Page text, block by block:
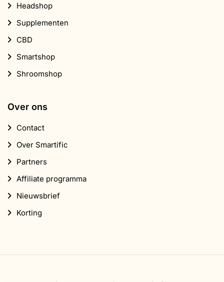
Headshop
Supplementen
CBD
Smartshop
Shroomshop
Over ons
Contact
Over Smartific
Partners
Affiliate programma
Nieuwsbrief
Korting